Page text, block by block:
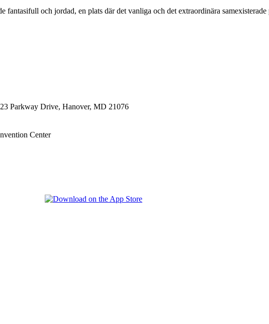
och jordad, en plats där det vanliga och det extraordinära
Parkway Drive, Hanover, MD 21076
Center